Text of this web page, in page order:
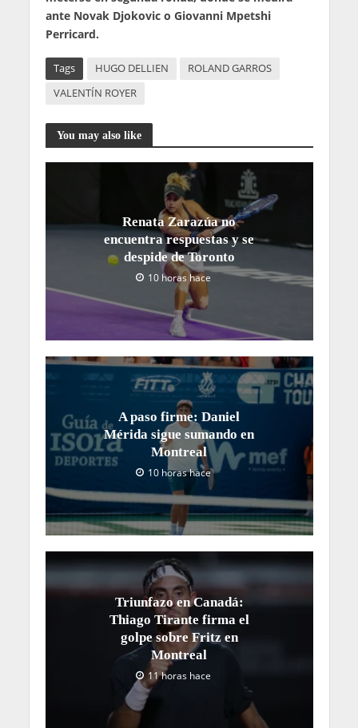
ante Novak Djokovic o Giovanni Mpetshi
Perricard.
Tags HUGO DELLIEN
ROLAND GARROS
VALENTÍN ROYER
You may also like
Renata Zarazúa no
encuentra respuestas y se
despide de Toronto
10 horas hace
A paso firme: Daniel
Mérida sigue sumando en
Montreal
10 horas hace
Triunfazo en Canadá:
Thiago Tirante firma el
golpe sobre Fritz en
Montreal
11 horas hace